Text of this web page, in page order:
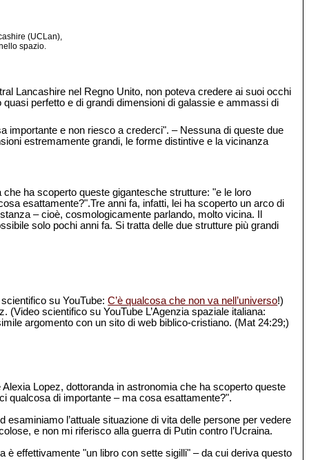
(UCLan),
spazio.
Lancashire nel Regno Unito, non poteva credere ai suoi occhi
perfetto e di grandi dimensioni di galassie e ammassi di
importante e non riesco a crederci". – Nessuna di queste due
estremamente grandi, le forme distintive e la vicinanza
ha scoperto queste gigantesche strutture: "e le loro
esattamente?".Tre anni fa, infatti, lei ha scoperto un arco di
– cioè, cosmologicamente parlando, molto vicina. Il
solo pochi anni fa. Si tratta delle due strutture più grandi
su YouTube:C’è qualcosa che non va nell’universo!)
scientifico su YouTube L’Agenzia spaziale italiana:
argomento con un sito di web biblico-cristiano. (Mat 24:29;)
Lopez, dottoranda in astronomia che ha scoperto queste
qualcosa di importante – ma cosa esattamente?".
l’attuale situazione di vita delle persone per vedere
e non mi riferisco alla guerra di Putin contro l’Ucraina.
è effettivamente "un libro con sette sigilli" – da cui deriva questo